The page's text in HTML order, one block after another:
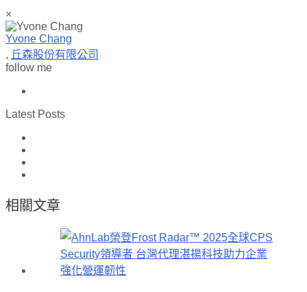
×
Yvone Chang
, 丘森股份有限公司
follow me
Latest Posts
相關文章